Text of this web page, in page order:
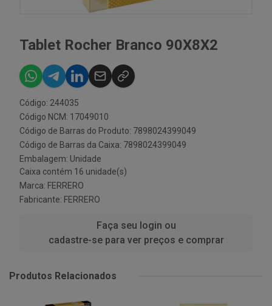
Tablet Rocher Branco 90X8X2
Código: 244035
Código NCM: 17049010
Código de Barras do Produto: 7898024399049
Código de Barras da Caixa: 7898024399049
Embalagem: Unidade
Caixa contém 16 unidade(s)
Marca: FERRERO
Fabricante: FERRERO
Faça seu login ou
cadastre-se para ver preços e comprar
Produtos Relacionados